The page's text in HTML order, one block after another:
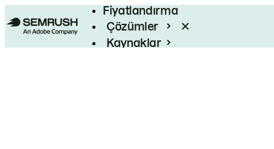
Fiyatlandırma
Çözümler
Kaynaklar